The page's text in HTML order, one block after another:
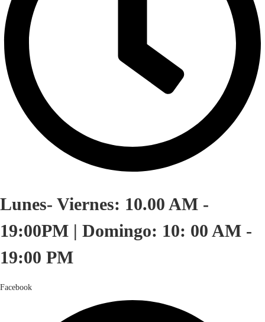
Lunes- Viernes: 10.00 AM -
19:00PM | Domingo: 10: 00 AM -
19:00 PM
Facebook